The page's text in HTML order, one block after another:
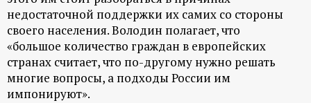
и
о
н
недостаточной поддержки их самих со стороны
своего населения. Володин полагает, что
«большое количество граждан в европейских
странах считает, что по-другому нужно решать
многие вопросы, а подходы России им
импонируют».